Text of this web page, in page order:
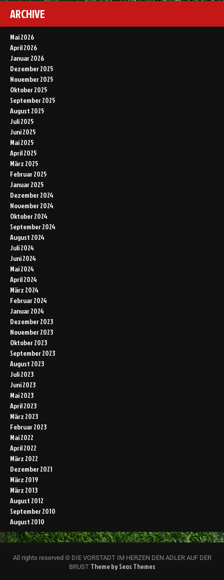
ARCHIVE
Mai 2026
April 2026
Januar 2026
Dezember 2025
November 2025
Oktober 2025
September 2025
August 2025
Juli 2025
Juni 2025
Mai 2025
April 2025
März 2025
Februar 2025
Januar 2025
Dezember 2024
November 2024
Oktober 2024
September 2024
August 2024
Juli 2024
Juni 2024
Mai 2024
April 2024
März 2024
Februar 2024
Januar 2024
Dezember 2023
November 2023
Oktober 2023
September 2023
August 2023
Juli 2023
Juni 2023
Mai 2023
April 2023
März 2023
Februar 2023
Mai 2022
April 2022
März 2022
Dezember 2021
März 2019
März 2013
August 2012
September 2010
August 2010
All rights reserved © DIE VORSTADT IM HERZEN DEN ADLER AUF DER
BRUST Theme by Seos Themes